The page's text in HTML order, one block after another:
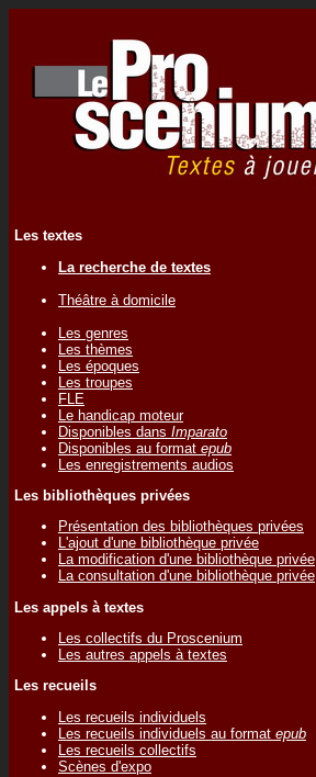
Les textes
La recherche de textes
Théâtre à domicile
Les genres
Les thèmes
Les époques
Les troupes
FLE
Le handicap moteur
Disponibles dans Imparato
Disponibles au format epub
Les enregistrements audios
Les bibliothèques privées
Présentation des bibliothèques privées
L'ajout d'une bibliothèque privée
La modification d'une bibliothèque privée
La consultation d'une bibliothèque privée
Les appels à textes
Les collectifs du Proscenium
Les autres appels à textes
Les recueils
Les recueils individuels
Les recueils individuels au format epub
Les recueils collectifs
Scènes d'expo